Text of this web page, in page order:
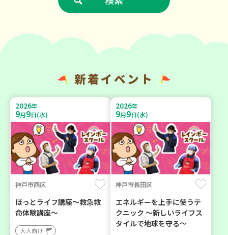
新着イベント
2026年
9月9日(水)
神戸市西区
ほっとライフ講座～救急救
命体験講座～
大人向け
2026年
9月9日(水)
神戸市長田区
エネルギーを上手に使うテ
クニック ～新しいライフス
タイルで地球を守る～